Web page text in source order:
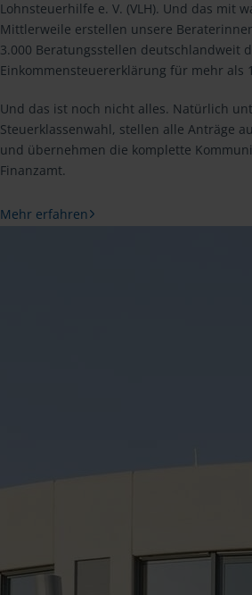
Lohnsteuerhilfe e. V. (VLH). Und das mit
Mittlerweile erstellen unsere
3.000 Beratungsstellen deutschlandweit
Einkommensteuererklärung für mehr als
Und das ist noch nicht alles. Natürlich
Steuerklassenwahl, stellen alle Anträge
und übernehmen die komplette
Finanzamt.
Mehr erfahren